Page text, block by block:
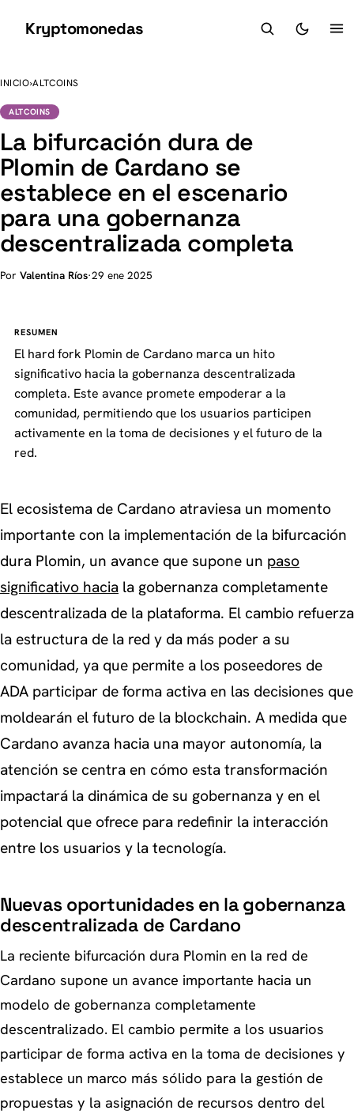
Kryptomonedas
INICIO›ALTCOINS
ALTCOINS
La bifurcación dura de
Plomin de Cardano se
establece en el escenario
para una gobernanza
descentralizada completa
Por Valentina Ríos·29 ene 2025
RESUMEN
El hard fork Plomin de Cardano marca un hito
significativo hacia la gobernanza descentralizada
completa. Este avance promete empoderar a la
comunidad, permitiendo que los usuarios participen
activamente en la toma de decisiones y el futuro de la
red.
El ecosistema de Cardano atraviesa un momento
importante con la implementación de la bifurcación
dura Plomin, un avance que supone un paso
significativo hacia la gobernanza completamente
descentralizada de la plataforma. El cambio refuerza
la estructura de la red y da más poder a su
comunidad, ya que permite a los poseedores de
ADA participar de forma activa en las decisiones que
moldearán el futuro de la blockchain. A medida que
Cardano avanza hacia una mayor autonomía, la
atención se centra en cómo esta transformación
impactará la dinámica de su gobernanza y en el
potencial que ofrece para redefinir la interacción
entre los usuarios y la tecnología.
Nuevas oportunidades en la gobernanza
descentralizada de Cardano
La reciente bifurcación dura Plomin en la red de
Cardano supone un avance importante hacia un
modelo de gobernanza completamente
descentralizado. El cambio permite a los usuarios
participar de forma activa en la toma de decisiones y
establece un marco más sólido para la gestión de
propuestas y la asignación de recursos dentro del